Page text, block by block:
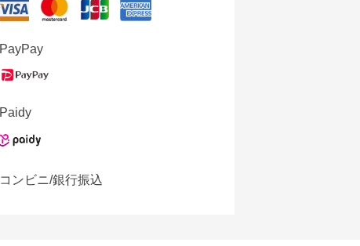
PayPay
Paidy
コンビニ/銀行振込